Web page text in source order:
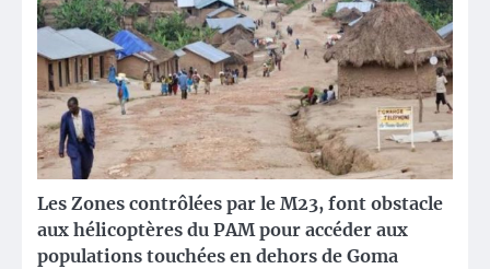
Les Zones contrôlées par le M23, font obstacle
aux hélicoptères du PAM pour accéder aux
populations touchées en dehors de Goma